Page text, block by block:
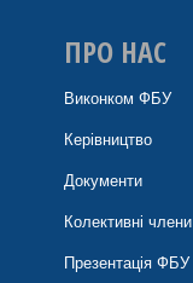
ПРО НАС
Виконком ФБУ
Керівництво
Документи
Колективні члени
Презентація ФБУ